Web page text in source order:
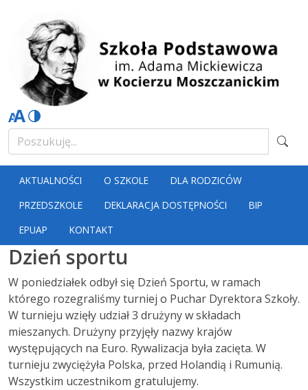
AKTUALNOŚCI O SZKOLE
DLA RODZICÓW
PRZEDSZKOLE
DEKLARACJA DOSTĘPNOŚCI
BIP
EPUAP
KONTAKT
Dzień sportu
W poniedziałek odbył się Dzień Sportu, w ramach
którego rozegraliśmy turniej o Puchar Dyrektora Szkoły.
W turnieju wzięły udział 3 drużyny w składach
mieszanych. Drużyny przyjęły nazwy krajów
występujących na Euro. Rywalizacja była zacięta. W
turnieju zwyciężyła Polska, przed Holandią i Rumunią.
Wszystkim uczestnikom gratulujemy.